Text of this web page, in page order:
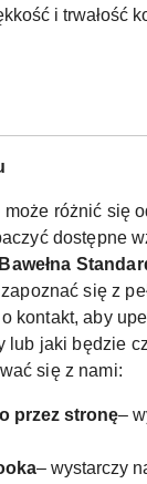
i trwałość
może różnić się
dostępne
się z
kontakt, aby
lub jaki będzie
się z nami:
przez stronę–
– wystarczy